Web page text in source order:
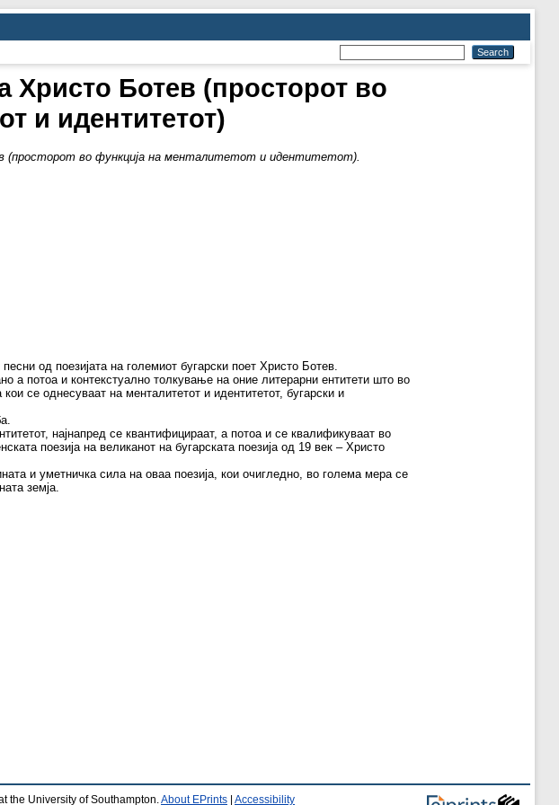
Христо Ботев (просторот во
и идентитетот)
(просторот во функција на менталитетот и идентитетот).
од поезијата на големиот бугарски поет Христо Ботев.
а потоа и контекстуално толкување на оние литерарни ентитети што во
се однесуваат на менталитетот и идентитетот, бугарски и
најнапред се квантифицираат, а потоа и се квалификуваат во
поезија на великанот на бугарската поезија од 19 век – Христо
и уметничка сила на оваа поезија, кои очигледно, во голема мера се
земја.
the University of Southampton. About EPrints Accessibility